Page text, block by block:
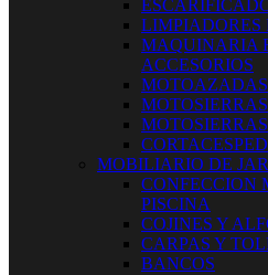
LIMPIADORES
MAQUINARIA
ACCESORIOS
MOTOAZADAS
MOBILIARIO DE
CONFECCION
PISCINA
COJINES Y
CARPAS Y
BANCOS